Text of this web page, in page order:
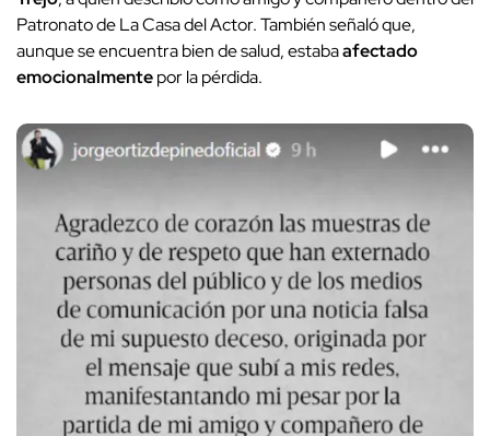
Patronato de La Casa del Actor. También señaló que,
aunque se encuentra bien de salud, estabaafectado
emocionalmentepor la pérdida.